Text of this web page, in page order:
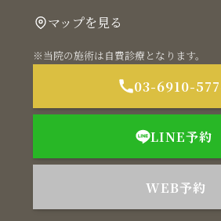
マップを見る
※当院の施術は自費診療となります。
03-6910-
LINE予約
WEB予約